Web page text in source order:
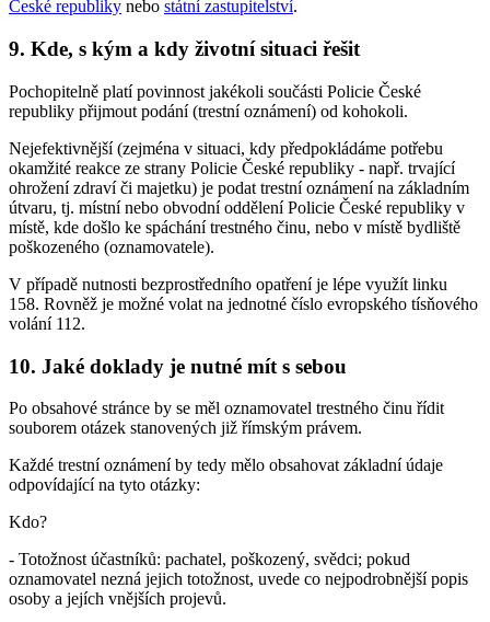
České republiky nebo státní zastupitelství.
9. Kde, s kým a kdy životní situaci řešit
Pochopitelně platí povinnost jakékoli součásti Policie České
republiky přijmout podání (trestní oznámení) od kohokoli.
Nejefektivnější (zejména v situaci, kdy předpokládáme potřebu
okamžité reakce ze strany Policie České republiky - např. trvající
ohrožení zdraví či majetku) je podat trestní oznámení na základním
útvaru, tj. místní nebo obvodní oddělení Policie České republiky v
místě, kde došlo ke spáchání trestného činu, nebo v místě bydliště
poškozeného (oznamovatele).
V případě nutnosti bezprostředního opatření je lépe využít linku
158. Rovněž je možné volat na jednotné číslo evropského tísňového
volání 112.
10. Jaké doklady je nutné mít s sebou
Po obsahové stránce by se měl oznamovatel trestného činu řídit
souborem otázek stanovených již římským právem.
Každé trestní oznámení by tedy mělo obsahovat základní údaje
odpovídající na tyto otázky:
Kdo?
- Totožnost účastníků: pachatel, poškozený, svědci; pokud
oznamovatel nezná jejich totožnost, uvede co nejpodrobnější popis
osoby a jejích vnějších projevů.